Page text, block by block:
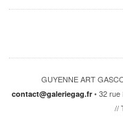
GUYENNE ART
contact@galeriegag.fr• 32 rue
//